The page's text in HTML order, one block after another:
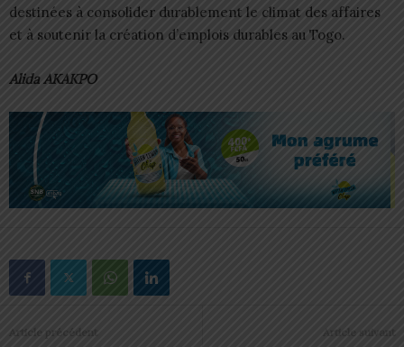
destinées à consolider durablement le climat des affaires
et à soutenir la création d’emplois durables au Togo.
Alida AKAKPO
Article précédent Article suivant